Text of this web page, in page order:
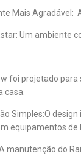
Mais Agradável:
Um ambiente
foi projetado
casa.
Simples:O
equipamentos de
manutenção do